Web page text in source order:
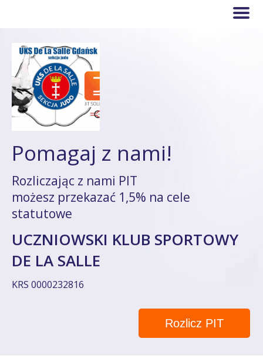
Pomagaj z nami!
Rozliczając z nami PIT
możesz przekazać 1,5% na cele
statutowe
UCZNIOWSKI KLUB SPORTOWY
DE LA SALLE
KRS 0000232816
Rozlicz PIT